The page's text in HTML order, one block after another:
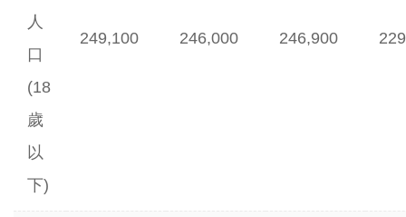
人
口
(18
歲
以
下)
249,100 246,000 246,900